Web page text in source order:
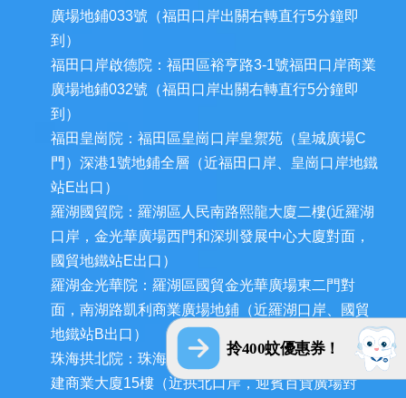
拎400蚊優惠券！
廣場地鋪033號（福田口岸出關右轉直行5分鐘即
到）
福田口岸啟德院：福田區裕亨路3-1號福田口岸商業
廣場地鋪032號（福田口岸出關右轉直行5分鐘即
到）
福田皇崗院：福田區皇崗口岸皇禦苑（皇城廣場C
門）深港1號地鋪全層（近福田口岸、皇崗口岸地鐵
站E出口）
羅湖國貿院：羅湖區人民南路熙龍大廈二樓(近羅湖
口岸，金光華廣場西門和深圳發展中心大廈對面，
國貿地鐵站E出口）
羅湖金光華院：羅湖區國貿金光華廣場東二門對
面，南湖路凱利商業廣場地鋪（近羅湖口岸、國貿
地鐵站B出口）
珠海拱北院：珠海市香洲區拱北迎賓南路1155號中
建商業大廈15樓（近拱北口岸，迎賓百貨廣場對